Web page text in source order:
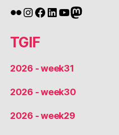
Flickr
Instagram
Facebook
LinkedIn
YouTube
Mastodon
TGIF
2026 - week31
2026 - week30
2026 - week29